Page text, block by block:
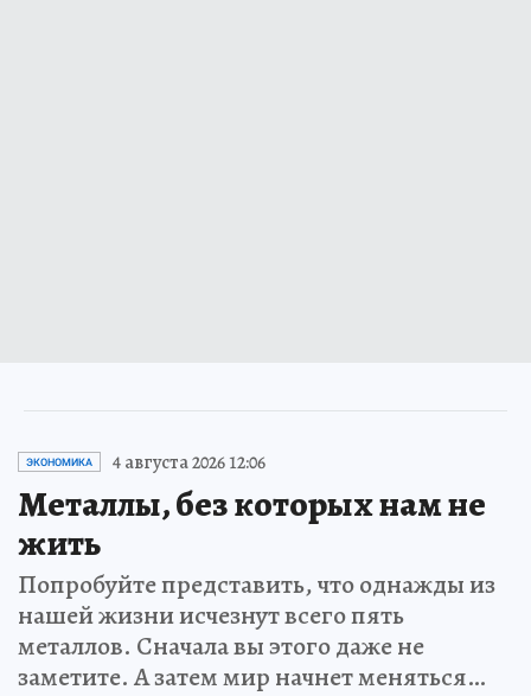
ЭКОНОМИКА 4 августа 2026 12:06
Металлы, без которых нам не
жить
Попробуйте представить, что однажды из
нашей жизни исчезнут всего пять
металлов. Сначала вы этого даже не
заметите. А затем мир начнет меняться…